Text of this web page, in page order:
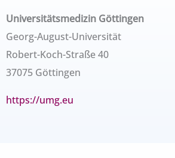
Universitätsmedizin Göttingen
Georg-August-Universität
Robert-Koch-Straße 40
37075 Göttingen
https://umg.eu